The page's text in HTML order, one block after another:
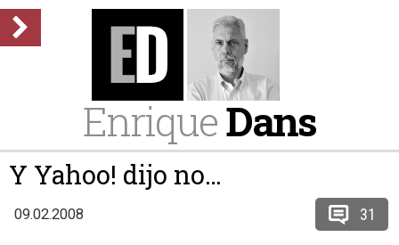
EnriqueDans
Y Yahoo! dijo no…
09.02.2008 31